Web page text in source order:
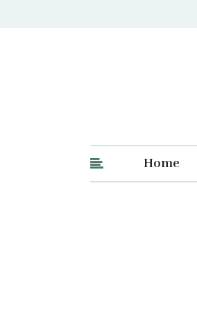
Home